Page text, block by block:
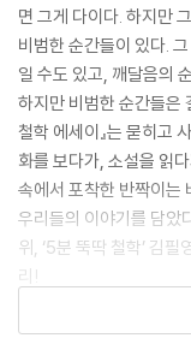
면 그게 다이다. 하지만
비범한 순간들이 있다.
일 수도 있고, 깨달음의
하지만 비범한 순간들은
철학 에세이』는 묻히고
화를 보다가, 소설을 읽
속에서 포착한 반짝이는
우리들의 이야기를 담았
위, ‘5분 뚝딱 철학’ 김
리!